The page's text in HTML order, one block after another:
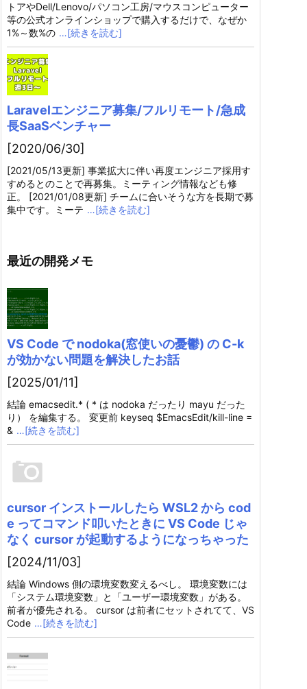
トアやDell/Lenovo/パソコン工房/マウスコンピューター
等の公式オンラインショップで購入するだけで、なぜか
1%～数%の …[続きを読む]
Laravelエンジニア募集/フルリモート/急成
長SaaSベンチャー
[2020/06/30]
[2021/05/13更新] 事業拡大に伴い再度エンジニア採用す
すめるとのことで再募集。ミーティング情報なども修
正。 [2021/01/08更新] チームに合いそうな方を長期で募
集中です。ミーテ …[続きを読む]
最近の開発メモ
VS Code で nodoka(窓使いの憂鬱) の C-k
が効かない問題を解決したお話
[2025/01/11]
結論 emacsedit.* ( * は nodoka だったり mayu だった
り） を編集する。 変更前 keyseq $EmacsEdit/kill-line =
& …[続きを読む]
cursor インストールしたら WSL2 から cod
e ってコマンド叩いたときに VS Code じゃ
なく cursor が起動するようになっちゃった
[2024/11/03]
結論 Windows 側の環境変数変えるべし。 環境変数には
「システム環境変数」と「ユーザー環境変数」がある。
前者が優先される。 cursor は前者にセットされてて、VS
Code …[続きを読む]